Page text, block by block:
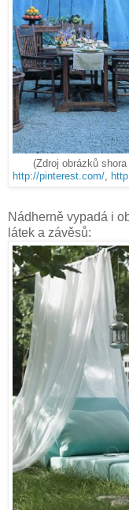
(Zdroj obrázků
http://pinterest.com/
Nádherně vypadá i
látek a závěsů: